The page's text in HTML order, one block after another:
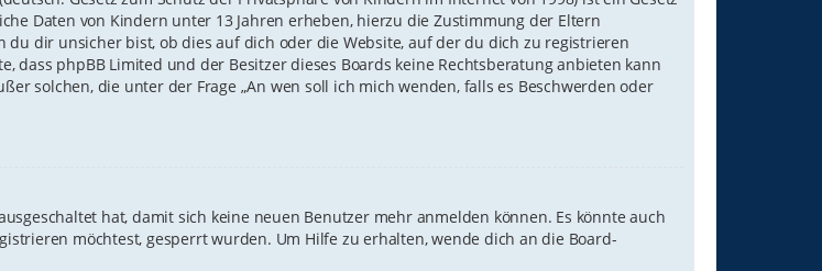
Daten von Kindern unter 13 Jahren erheben, hierzu die Zustimmung der Eltern
dir unsicher bist, ob dies auf dich oder die Website, auf der du dich zu registrieren
dass phpBB Limited und der Besitzer dieses Boards keine Rechtsberatung anbieten kann
solchen, die unter der Frage „An wen soll ich mich wenden, falls es Beschwerden oder
hat, damit sich keine neuen Benutzer mehr anmelden können. Es könnte auch
möchtest, gesperrt wurden. Um Hilfe zu erhalten, wende dich an die Board-